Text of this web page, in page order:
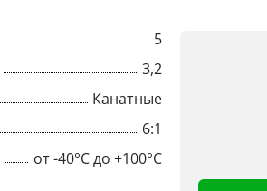
5
3,2
Канатные
6:1
от -40°C до +100°C